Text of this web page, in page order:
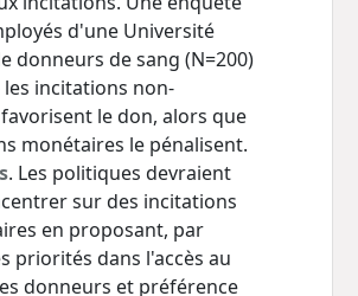
d'une Université
donneurs de sang (N=200)
incitations non-
le don, alors que
monétaires le pénalisent.
. Les politiques devraient
sur des incitations
en proposant, par
priorités dans l'accès au
donneurs et préférence